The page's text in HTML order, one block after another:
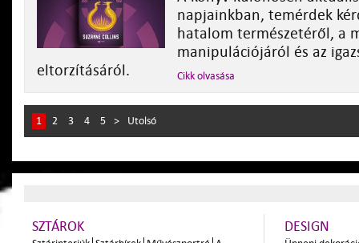
napjainkban, temérdek
hatalom természetéről, a
manipulációjáról és az
eltorzításáról.
Cikk olvasása
1 2 3 4 5 > Utolsó
SZTÁROK DESIGN